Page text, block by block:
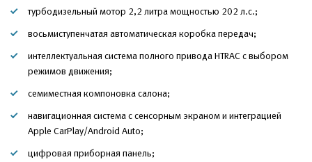
турбодизельный мотор 2,2 литра мощностью 202 л.с.;
восьмиступенчатая автоматическая коробка передач;
интеллектуальная система полного привода HTRAC с выбором
режимов движения;
семиместная компоновка салона;
навигационная система с сенсорным экраном и интеграцией
Apple CarPlay/Android Auto;
цифровая приборная панель;